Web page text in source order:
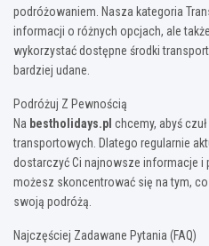
podróżowaniem. Nasza kategoria
informacji o różnych opcjach, ale
wykorzystać dostępne środki
bardziej udane.
Podróżuj Z Pewnością
Na bestholidays.pl chcemy, abyś
transportowych. Dlatego regularnie
dostarczyć Ci najnowsze informacje i
możesz skoncentrować się na tym,
swoją podróżą.
Najczęściej Zadawane Pytania (FAQ)